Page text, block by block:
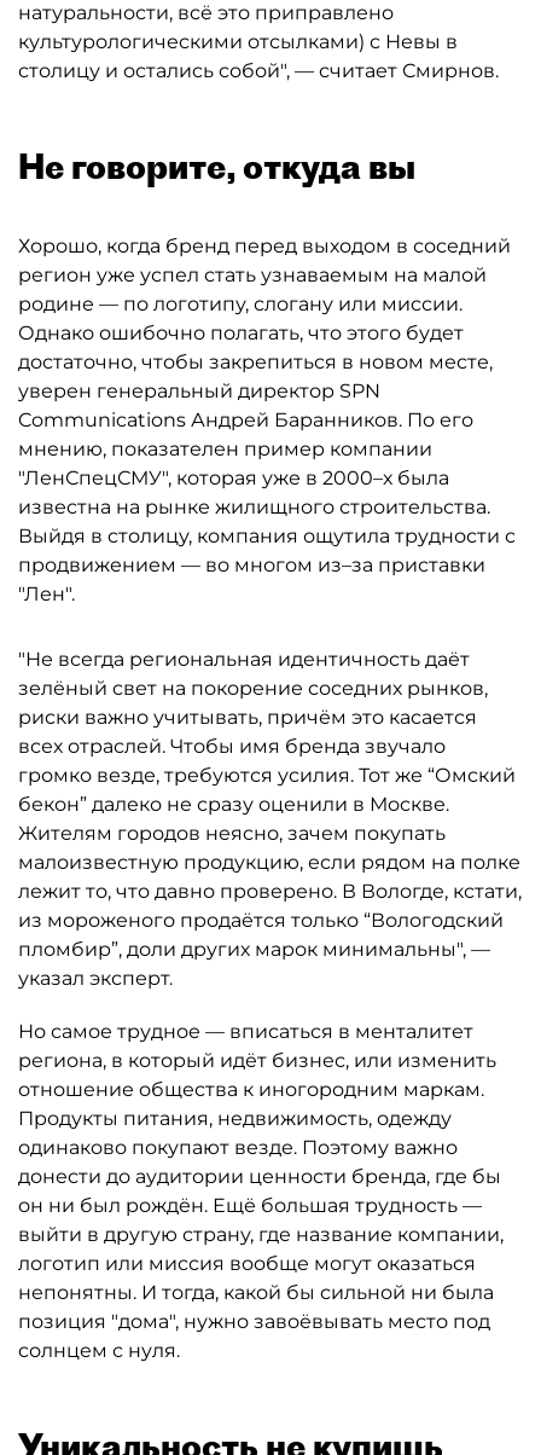
натуральности, всё это приправлено
культурологическими отсылками) с Невы в
столицу и остались собой", — считает Смирнов.
Не говорите, откуда вы
Хорошо, когда бренд перед выходом в соседний
регион уже успел стать узнаваемым на малой
родине — по логотипу, слогану или миссии.
Однако ошибочно полагать, что этого будет
достаточно, чтобы закрепиться в новом месте,
уверен генеральный директор SPN
Communications Андрей Баранников. По его
мнению, показателен пример компании
"ЛенСпецСМУ", которая уже в 2000–х была
известна на рынке жилищного строительства.
Выйдя в столицу, компания ощутила трудности с
продвижением — во многом из–за приставки
"Лен".
"Не всегда региональная идентичность даёт
зелёный свет на покорение соседних рынков,
риски важно учитывать, причём это касается
всех отраслей. Чтобы имя бренда звучало
громко везде, требуются усилия. Тот же “Омский
бекон” далеко не сразу оценили в Москве.
Жителям городов неясно, зачем покупать
малоизвестную продукцию, если рядом на полке
лежит то, что давно проверено. В Вологде, кстати,
из мороженого продаётся только “Вологодский
пломбир”, доли других марок минимальны", —
указал эксперт.
Но самое трудное — вписаться в менталитет
региона, в который идёт бизнес, или изменить
отношение общества к иногородним маркам.
Продукты питания, недвижимость, одежду
одинаково покупают везде. Поэтому важно
донести до аудитории ценности бренда, где бы
он ни был рождён. Ещё большая трудность —
выйти в другую страну, где название компании,
логотип или миссия вообще могут оказаться
непонятны. И тогда, какой бы сильной ни была
позиция "дома", нужно завоёвывать место под
солнцем с нуля.
Уникальность не купишь